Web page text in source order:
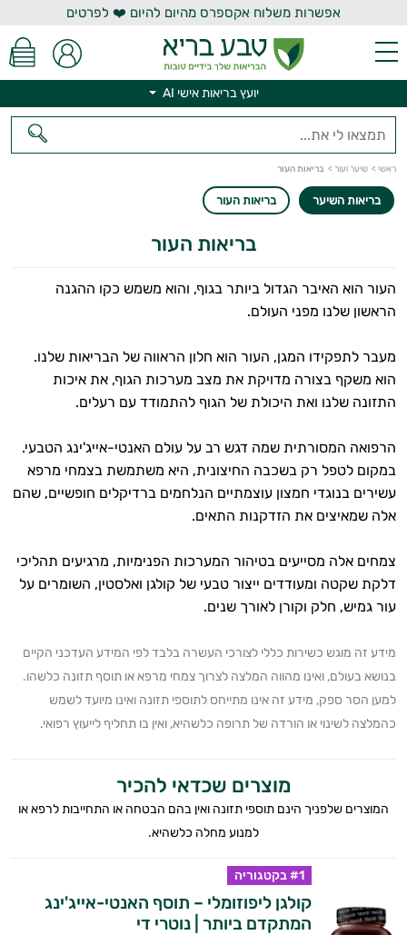
אפשרות משלוח אקספרס מהיום להיום ❤️ לפרטים
יועץ בריאות אישי AI
ראשי > שיער ועור > בריאות העור
בריאות
העור
בריאות
בריאות השיער בריאות העור
בריאות העור
העור הוא האיבר הגדול ביותר בגוף, והוא משמש כקו ההגנה
הראשון שלנו מפני העולם.
מעבר לתפקידו המגן, העור הוא חלון הראווה של הבריאות שלנו.
הוא משקף בצורה מדויקת את מצב מערכות הגוף, את איכות
התזונה שלנו ואת היכולת של הגוף להתמודד עם רעלים.
הרפואה המסורתית שמה דגש רב על עולם האנטי-אייג'ינג הטבעי.
במקום לטפל רק בשכבה החיצונית, היא משתמשת בצמחי מרפא
עשירים בנוגדי חמצון עוצמתיים הנלחמים ברדיקלים חופשיים, שהם
אלה שמאיצים את הזדקנות התאים.
צמחים אלה מסייעים בטיהור המערכות הפנימיות, מרגיעים תהליכי
דלקת שקטה ומעודדים ייצור טבעי של קולגן ואלסטין, השומרים על
עור גמיש, חלק וקורן לאורך שנים.
מידע זה מוגש כשירות כללי לצורכי העשרה בלבד לפי המידע העדכני הקיים
בנושא בעולם, ואינו מהווה המלצה לצרוך צמחי מרפא או תוסף תזונה כלשהו.
למען הסר ספק, מידע זה אינו מתייחס לתוספי תזונה ואינו מיועד לשמש
כהמלצה לשינוי או הורדה של תרופה כלשהיא, ואין בו תחליף לייעוץ רפואי.
מוצרים שכדאי להכיר
המוצרים שלפניך הינם תוספי תזונה ואין בהם הבטחה או התחייבות לרפא או
למנוע מחלה כלשהיא.
#1 בקטגוריה
קולגן ליפוזומלי – תוסף האנטי-אייג'ינג
המתקדם ביותר | נוטרי די
יועץ בריאות אישי AI